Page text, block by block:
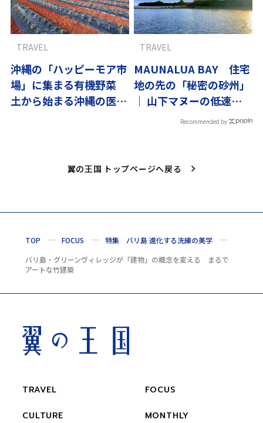
沖縄の「ハッピーモア市
場」に集まる有機野菜
土から始まる沖縄の医食
TRAVEL
MAUNALUA BAY 住宅
地の先の「秘密の砂州」
｜ 山下マヌーの低速ハ
TRAVEL
Recommended by
翼の王国 トップページへ戻る
TOP FOCUS
特集 バリ島 進化する洗練の美学
バリ島・グリーンヴィレッジが「建物」の概念を変える まるで
アートな竹建築
TRAVEL
CULTURE
FOCUS
MONTHLY